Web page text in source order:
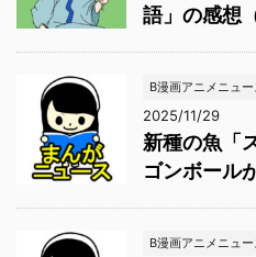
語」の感想
B漫画アニメニュー
2025/11/29
新種の魚「
ゴンボール
B漫画アニメニュー